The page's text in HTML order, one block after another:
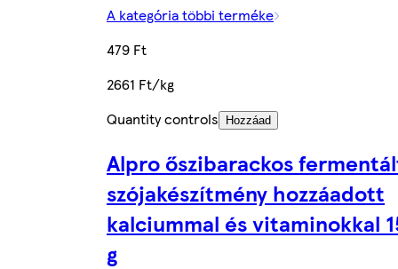
A kategória többi terméke
479 Ft
2661 Ft/kg
Quantity controls
Hozzáad
Alpro őszibarackos
szójakészítmény hozzáadott
kalciummal és vitaminokkal
g